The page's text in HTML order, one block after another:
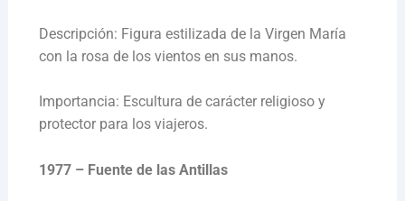
Descripción: Figura estilizada de la Virgen María
con la rosa de los vientos en sus manos.
Importancia: Escultura de carácter religioso y
protector para los viajeros.
1977 – Fuente de las Antillas